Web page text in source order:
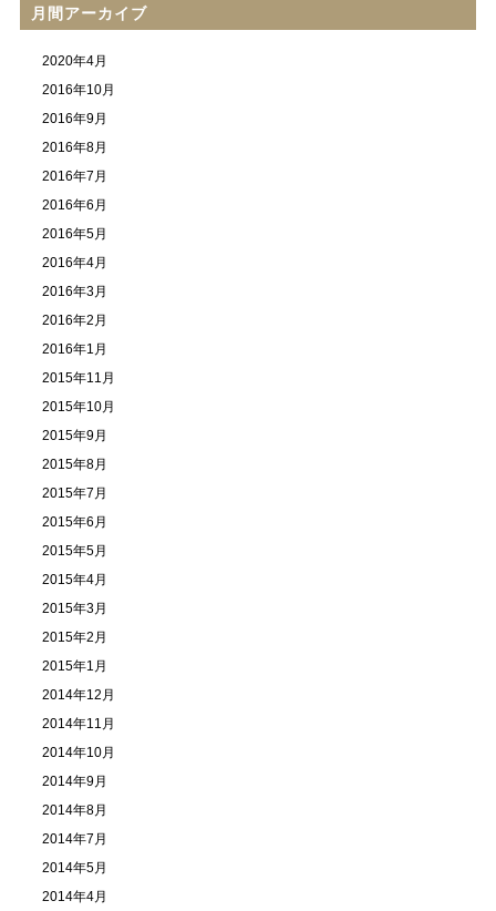
月間アーカイブ
2020年4月
2016年10月
2016年9月
2016年8月
2016年7月
2016年6月
2016年5月
2016年4月
2016年3月
2016年2月
2016年1月
2015年11月
2015年10月
2015年9月
2015年8月
2015年7月
2015年6月
2015年5月
2015年4月
2015年3月
2015年2月
2015年1月
2014年12月
2014年11月
2014年10月
2014年9月
2014年8月
2014年7月
2014年5月
2014年4月